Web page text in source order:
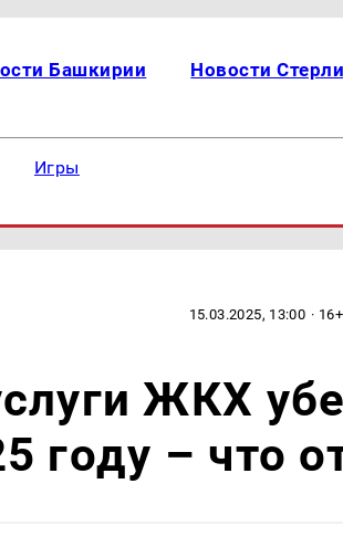
Башкирии Новости
Игры
15.03.2025, 13:00 ·
ЖКХ
году – что